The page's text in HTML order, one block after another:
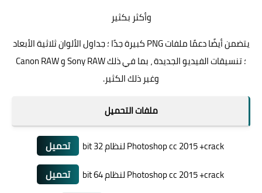
وأكثر بكثير
يتضمن أيضًا دعمًا ملفات PNG كبيرة جدًا ؛ جداول الألوان ثلاثية الأبعاد
؛ تنسيقات الفيديو الجديدة ، بما في ذلك Sony RAW و Canon RAW
وغير ذلك الكثير.
ملفات التحميل
Photoshop cc 2015 +crack لنظام 32 bit تحميل
Photoshop cc 2015 +crack لنظام 64 bit تحميل